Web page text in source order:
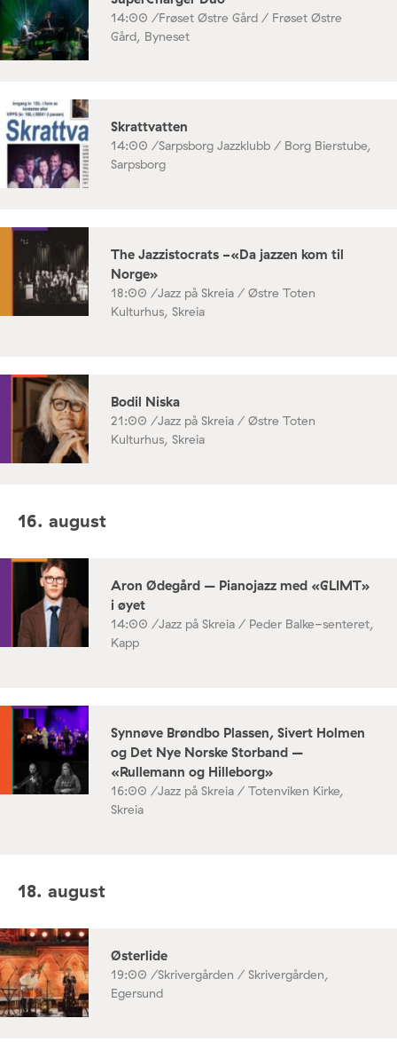
14:00 /Frøset Østre Gård / Frøset Østre
Gård, Byneset
Skrattvatten
14:00 /Sarpsborg Jazzklubb / Borg Bierstube,
Sarpsborg
The Jazzistocrats -«Da jazzen kom til
Norge»
18:00 /Jazz på Skreia / Østre Toten
Kulturhus, Skreia
Bodil Niska
21:00 /Jazz på Skreia / Østre Toten
Kulturhus, Skreia
16. august
Aron Ødegård – Pianojazz med «GLIMT»
i øyet
14:00 /Jazz på Skreia / Peder Balke-senteret,
Kapp
Synnøve Brøndbo Plassen, Sivert Holmen
og Det Nye Norske Storband –
«Rullemann og Hilleborg»
16:00 /Jazz på Skreia / Totenviken Kirke,
Skreia
18. august
Østerlide
19:00 /Skrivergården / Skrivergården,
Egersund